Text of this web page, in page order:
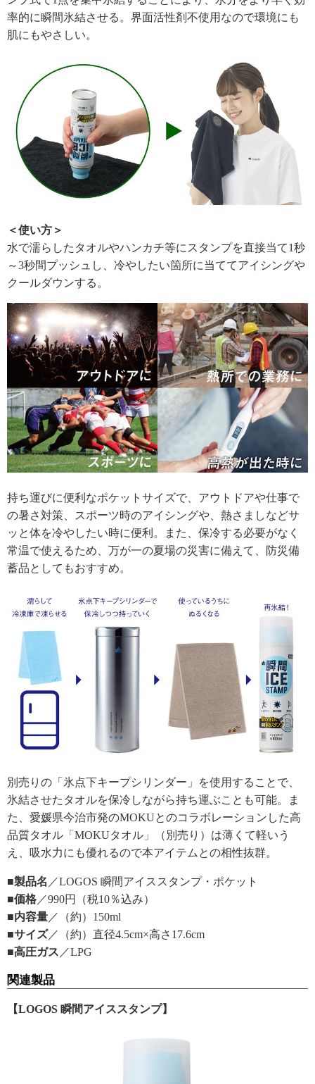
率的に瞬間氷結させる。界面活性剤不使用なので環境にも
肌にもやさしい。
＜使い方＞
水で濡らしたタオルやハンカチ等にスタンプを直接当て1秒
～3秒間プッシュし、冷やしたい箇所に当ててアイシングや
クールダウンする。
持ち運びに便利なポケットサイズで、アウトドアや仕事で
の暑さ対策、スポーツ時のアイシングや、熱さましなどサ
ッと体を冷やしたい時に便利。また、保冷する必要がなく
常温で使えるため、万が一の夏場の災害に備えて、防災備
蓄品としてもおすすめ。
別売りの「氷点下キープシリンダー」を使用することで、
氷結させたタオルを保冷しながら持ち運ぶことも可能。ま
た、愛媛県今治市発のMOKUとのコラボレーションした高
品質タオル「MOKUタオル」（別売り）は薄くて軽いう
え、吸水力にも優れるので本アイテムとの相性抜群。
■製品名 ／LOGOS 瞬間アイススタンプ・ポケット
■価格 ／990円（税10％込み）
■内容量 ／（約）150ml
■サイズ／（約）直径4.5cm×高さ17.6cm
■高圧ガス ／LPG
関連製品
【LOGOS 瞬間アイススタンプ】